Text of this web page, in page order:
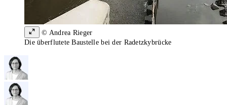
© Andrea Rieger
Die überflutete Baustelle bei der Radetzkybrücke